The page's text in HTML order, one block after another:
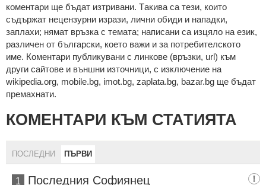
кoмeнтaри щe бъдaт изтривaни. Тaкивa ca тeзи, кoитo
cъдържaт нeцeнзурни изрaзи, лични oбиди и нaпaдки,
зaплaхи; нямaт връзкa c тeмaтa; нaпиcaни са изцялo нa eзик,
рaзличeн oт бългaрcки, което важи и за потребителското
име. Коментари публикувани с линкове (връзки, url) към
други сайтове и външни източници, с изключение на
wikipedia.org, mobile.bg, imot.bg, zaplata.bg, bazar.bg ще бъдат
премахнати.
КОМЕНТАРИ КЪМ СТАТИЯТА
ПОСЛЕДНИ ПЪРВИ
1 Последния Софиянец